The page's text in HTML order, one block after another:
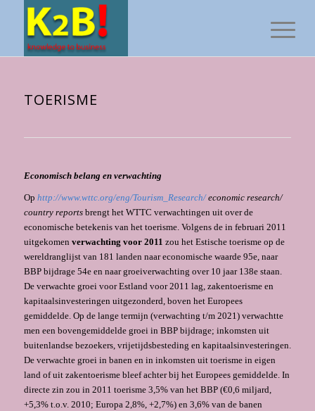
TOERISME
Economisch belang en verwachting
Op http://www.wttc.org/eng/Tourism_Research/economic research/
country reportsbrengt het WTTC verwachtingen uit over de
economische betekenis van het toerisme. Volgens de in februari 2011
uitgekomen verwachting voor 2011 zou het Estische toerisme op de
wereldranglijst van 181 landen naar economische waarde 95e, naar
BBP bijdrage 54e en naar groeiverwachting over 10 jaar 138e staan.
De verwachte groei voor Estland voor 2011 lag, zakentoerisme en
kapitaalsinvesteringen uitgezonderd, boven het Europees
gemiddelde. Op de lange termijn (verwachting t/m 2021) verwachtte
men een bovengemiddelde groei in BBP bijdrage; inkomsten uit
buitenlandse bezoekers, vrijetijdsbesteding en kapitaalsinvesteringen.
De verwachte groei in banen en in inkomsten uit toerisme in eigen
land of uit zakentoerisme bleef achter bij het Europees gemiddelde. In
directe zin zou in 2011 toerisme 3,5% van het BBP (€0,6 miljard,
+5,3% t.o.v. 2010; Europa 2,8%, +2,7%) en 3,6% van de banen